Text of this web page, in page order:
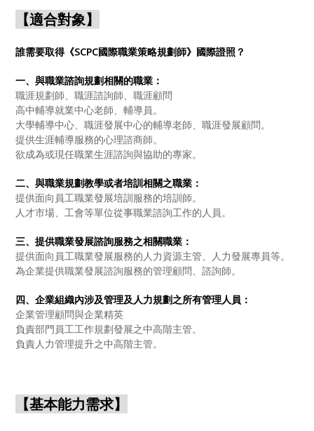
【適合對象】
誰需要取得《SCPC國際職業策略規劃師》國際證照？
一、與職業諮詢規劃相關的職業：
職涯規劃師、職涯諮詢師、職涯顧問
高中輔導就業中心老師、輔導員。
大學輔導中心、職涯發展中心的輔導老師、職涯發展顧問。
提供生涯輔導服務的心理諮商師。
欲成為或現任職業生涯諮詢與協助的專家。
二、與職業規劃教學或者培訓相關之職業：
提供面向員工職業發展培訓服務的培訓師。
人才市場、工會等單位從事職業諮詢工作的人員。
三、提供職業發展諮詢服務之相關職業：
提供面向員工職業發展服務的人力資源主管、人力發展專員等。
為企業提供職業發展諮詢服務的管理顧問、諮詢師。
四、企業組織內涉及管理及人力規劃之所有管理人員：
企業管理顧問與企業精英
負責部門員工工作規劃發展之中高階主管。
負責人力管理提升之中高階主管。
【基本能力需求】